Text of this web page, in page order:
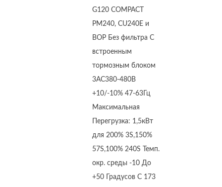
G120 COMPACT
PM240, CU240E и
BOP Без фильтра С
встроенным
тормозным блоком
3AC380-480В
+10/-10% 47-63Гц
Максимальная
Перегрузка: 1,5кВт
для 200% 3S,150%
57S,100% 240S Темп.
окр. среды -10 До
+50 Градусов C 173